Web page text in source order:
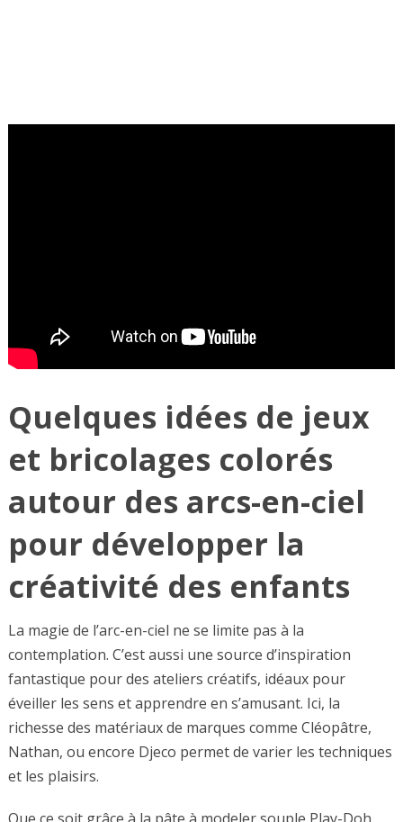
Quelques idées de jeux
et bricolages colorés
autour des arcs-en-ciel
pour développer la
créativité des enfants
La magie de l’arc-en-ciel ne se limite pas à la
contemplation. C’est aussi une source d’inspiration
fantastique pour des ateliers créatifs, idéaux pour
éveiller les sens et apprendre en s’amusant. Ici, la
richesse des matériaux de marques comme Cléopâtre,
Nathan, ou encore Djeco permet de varier les techniques
et les plaisirs.